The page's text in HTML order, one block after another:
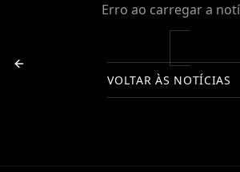
Erro ao carregar a
VOLTAR ÀS NOTÍCIAS